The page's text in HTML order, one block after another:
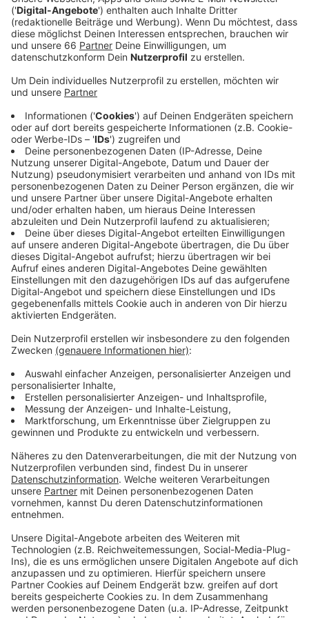
Automaten deutlich mehr Geld bezahlen müssen -
in der Innenstadt beispielsweise 4,50 Euro statt
wie bisher 2,90 Euro.
Veröffentlicht:Freitag, 17.02.2023 05:55
Die Frage war bislang, wann die neuen Gebühren
erhoben werden. Aus dem Rathaus haben wir erfahren,
dass die rund 650 Parkscheinautomaten bis Ende
September auf den neuen Tarif umgestellt werden.
Mit den neuen Preisen liegt Düsseldorf auf dem
Niveau von Stuttgart und ist etwas teurer als Köln
beispielsweise. Ebenfalls beschlossen wurde, dass E-
Autos künftig nicht mehr kostenlos parken. Um den
Parkdruck für Anwohner:innen zu nehmen, wird auch
immer mehr Anwohnerparken eingerichtet.
Weitere Infos und Links zum Thema:
Anzeige
In Düsseldorf sollen die Parkgebühren steigen - Hier
ist es noch teurer
Anwohnerparken ist heute Thema im Rathaus
Anzeige